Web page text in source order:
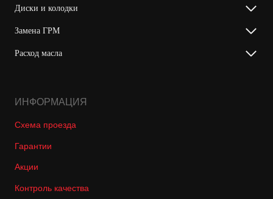
Диски и колодки
Замена ГРМ
Расход масла
ИНФОРМАЦИЯ
Схема проезда
Гарантии
Акции
Контроль качества